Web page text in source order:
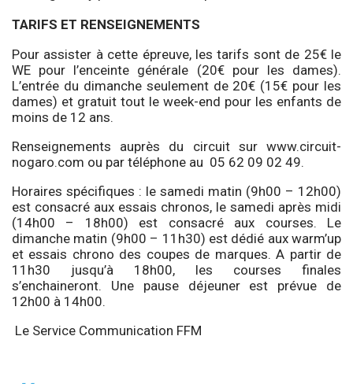
TARIFS ET RENSEIGNEMENTS
Pour assister à cette épreuve, les tarifs sont de 25€ le
WE pour l’enceinte générale (20€ pour les dames).
L’entrée du dimanche seulement de 20€ (15€ pour les
dames) et gratuit tout le week-end pour les enfants de
moins de 12 ans.
Renseignements auprès du circuit sur www.circuit-
nogaro.com ou par téléphone au 05 62 09 02 49.
Horaires spécifiques : le samedi matin (9h00 – 12h00)
est consacré aux essais chronos, le samedi après midi
(14h00 – 18h00) est consacré aux courses. Le
dimanche matin (9h00 – 11h30) est dédié aux warm’up
et essais chrono des coupes de marques. A partir de
11h30 jusqu’à 18h00, les courses finales
s’enchaineront. Une pause déjeuner est prévue de
12h00 à 14h00.
Le Service Communication FFM